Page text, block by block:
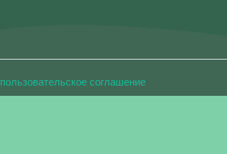
пользовательское соглашение